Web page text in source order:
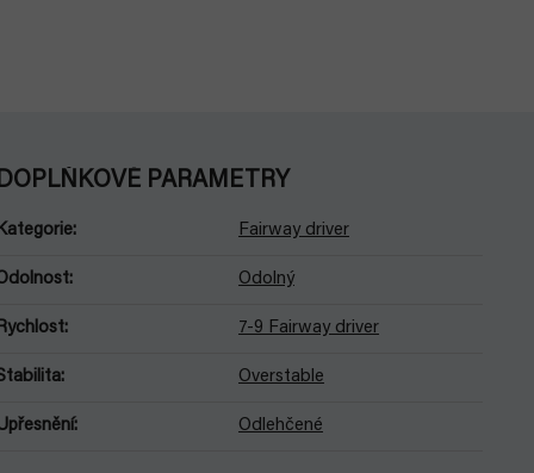
PARAMETRY
: Fairway driver
: Odolný
: 7-9 Fairway driver
: Overstable
: Odlehčené